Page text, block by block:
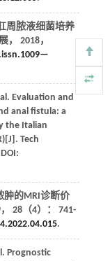
周脓液细菌培养
， 2018，
Evaluation and
anal fistula: a
the Italian
Tech
肿的MRI诊断价
， 28（4）： 741-
.
Prognostic